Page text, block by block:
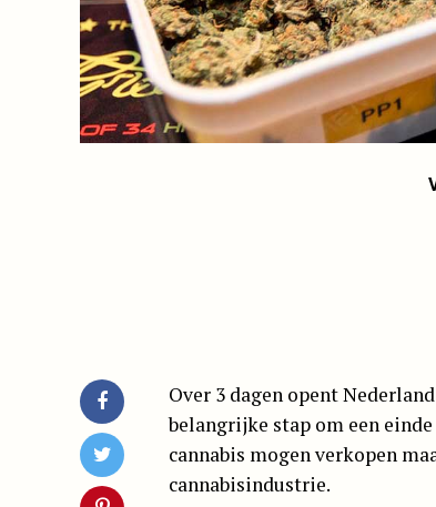
Over 3 dagen opent
belangrijke stap om een
cannabis mogen verkopen
cannabisindustrie.